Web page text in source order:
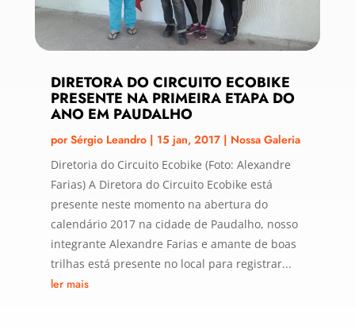
DIRETORA DO CIRCUITO ECOBIKE
PRESENTE NA PRIMEIRA ETAPA DO
ANO EM PAUDALHO
porSérgio Leandro| 15 jan, 2017| Nossa Galeria
Diretoria do Circuito Ecobike (Foto: Alexandre
Farias) A Diretora do Circuito Ecobike está
presente neste momento na abertura do
calendário 2017 na cidade de Paudalho, nosso
integrante Alexandre Farias e amante de boas
trilhas está presente no local para registrar...
ler mais